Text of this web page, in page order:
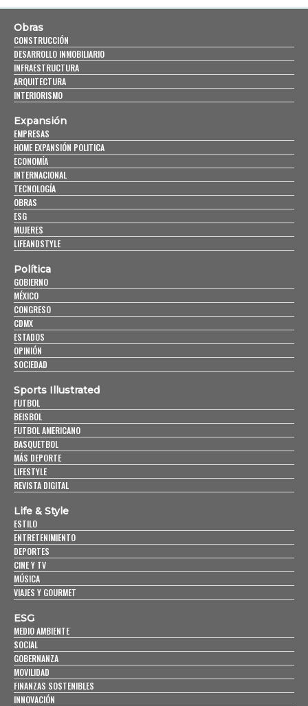
Obras
CONSTRUCCIÓN
DESARROLLO INMOBILIARIO
INFRAESTRUCTURA
ARQUITECTURA
INTERIORISMO
Expansión
EMPRESAS
HOME EXPANSIÓN POLITICA
ECONOMÍA
INTERNACIONAL
TECNOLOGÍA
OBRAS
ESG
MUJERES
LIFEANDSTYLE
Política
GOBIERNO
MÉXICO
CONGRESO
CDMX
ESTADOS
OPINIÓN
SOCIEDAD
Sports Illustrated
FUTBOL
BEISBOL
FUTBOL AMERICANO
BASQUETBOL
MÁS DEPORTE
LIFESTYLE
REVISTA DIGITAL
Life & Style
ESTILO
ENTRETENIMIENTO
DEPORTES
CINE Y TV
MÚSICA
VIAJES Y GOURMET
ESG
MEDIO AMBIENTE
SOCIAL
GOBERNANZA
MOVILIDAD
FINANZAS SOSTENIBLES
INNOVACIÓN